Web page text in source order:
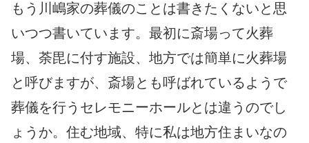
もう川嶋家の葬儀のことは書きたくないと思
いつつ書いています。最初に斎場って火葬
場、荼毘に付す施設、地方では簡単に火葬場
と呼びますが、斎場とも呼ばれているようで
葬儀を行うセレモニーホールとは違うのでし
ょうか。住む地域、特に私は地方住まいなの